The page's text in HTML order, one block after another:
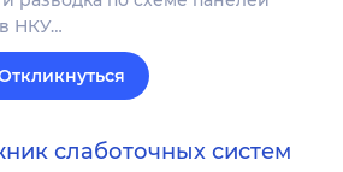
НКУ…
слаботочных систем